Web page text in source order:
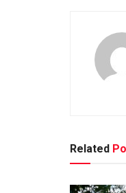
Related